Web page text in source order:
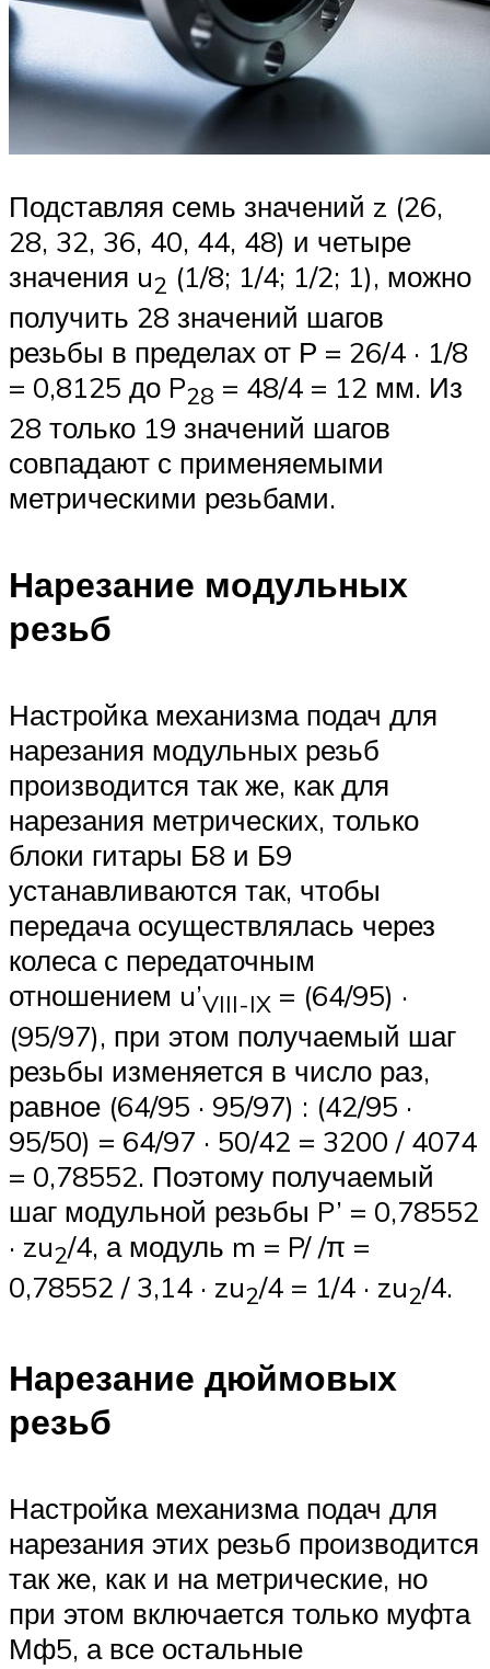
Подставляя семь значений z (26,
28, 32, 36, 40, 44, 48) и четыре
значения u2 (1/8; 1/4; 1/2; 1), можно
получить 28 значений шагов
резьбы в пределах от Р = 26/4 · 1/8
= 0,8125 до P28 = 48/4 = 12 мм. Из
28 только 19 значений шагов
совпадают с применяемыми
метрическими резьбами.
Нарезание модульных
резьб
Настройка механизма подач для
нарезания модульных резьб
производится так же, как для
нарезания метрических, только
блоки гитары Б8 и Б9
устанавливаются так, чтобы
передача осуществлялась через
колеса с передаточным
отношением u’VIII-IX = (64/95) ·
(95/97), при этом получаемый шаг
резьбы изменяется в число раз,
равное (64/95 · 95/97) : (42/95 ·
95/50) = 64/97 · 50/42 = 3200 / 4074
= 0,78552. Поэтому получаемый
шаг модульной резьбы P’ = 0,78552
· zu2/4, а модуль m = P/ /π =
0,78552 / 3,14 · zu2/4 = 1/4 · zu2/4.
Нарезание дюймовых
резьб
Настройка механизма подач для
нарезания этих резьб производится
так же, как и на метрические, но
при этом включается только муфта
Мф5, а все остальные